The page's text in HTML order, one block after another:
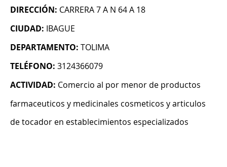
DIRECCIÓN: CARRERA 7 A N 64 A 18
CIUDAD: IBAGUE
DEPARTAMENTO: TOLIMA
TELÉFONO: 3124366079
ACTIVIDAD: Comercio al por menor de productos
farmaceuticos y medicinales cosmeticos y articulos
de tocador en establecimientos especializados